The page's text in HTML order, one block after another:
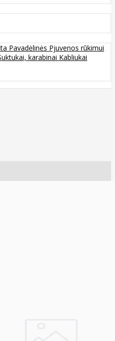
Pavadėlinės Pjuvenos rūkimui
karabinai Kabliukai